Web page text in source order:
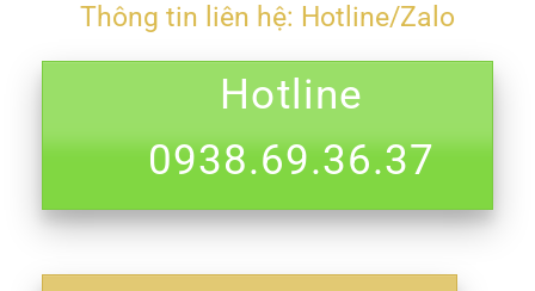
Thông tin liên hệ: Hotline/Zalo
Hotline
0938.69.36.37